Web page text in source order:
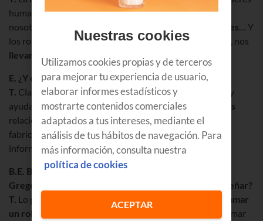
humanos; hará tareas con muchamás precisiónque
nosotras; contribuirá a mejorar la
atención a los mayores… Y
los robots también nos ayudarán en laslabores de casa , nos
llevarán en coche
E. ¿Y en nuestro trabajo?
T. Claro: los robots harán muchostrabajos repetitivos
y
ayudarán a que se creennuevas actividades y empresas
relacionadas con ellos, tanto en lo referente al diseño y
fabricación de sus componentes como en su desarrollo
informático.
B.E. Bueno, dentro de poco venís a nuestra tienda de
Gregorio de la Revilla, en Bilbao… ¿Qué nos vais a enseñar?
T. Lo primero será… quitar el miedo a
montar y a programar
un robot
. Vamos a practicar la lógica a la hora de programar
Nuestras cookies
Utilizamos cookies propias y de terceros
para mejorar tu experiencia de usuario,
elaborar informes estadísticos y
mostrarte contenidos comerciales
adaptados a tus intereses, mediante el
análisis de tus hábitos de navegación. Para
más información, consulta nuestra
política de cookies
ACEPTAR